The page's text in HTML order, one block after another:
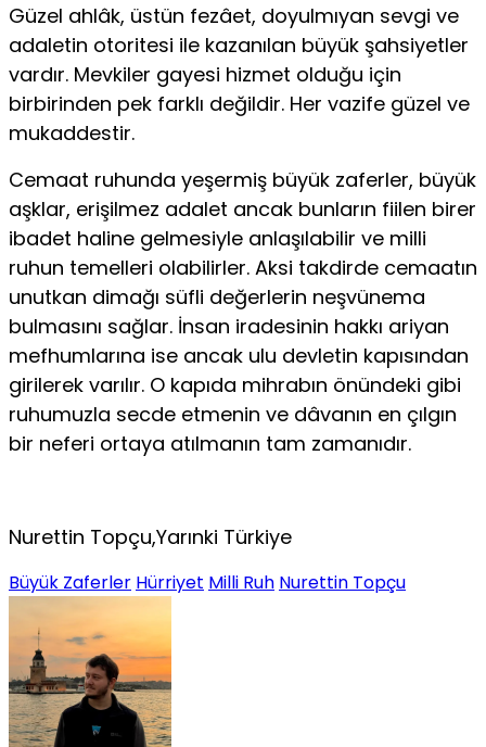
Güzel ahlâk, üstün fezâet, doyulmıyan sevgi ve
adaletin otoritesi ile kazanılan büyük şahsiyetler
vardır. Mevkiler gayesi hizmet olduğu için
birbirinden pek farklı değildir. Her vazife güzel ve
mukaddestir.
Cemaat ruhunda yeşermiş büyük zaferler, büyük
aşklar, erişilmez adalet ancak bunların fiilen birer
ibadet haline gelmesiyle anlaşılabilir ve milli
ruhun temelleri olabilirler. Aksi takdirde cemaatın
unutkan dimağı süfli değerlerin neşvünema
bulmasını sağlar. İnsan iradesinin hakkı ariyan
mefhumlarına ise ancak ulu devletin kapısından
girilerek varılır. O kapıda mihrabın önündeki gibi
ruhumuzla secde etmenin ve dâvanın en çılgın
bir neferi ortaya atılmanın tam zamanıdır.
Nurettin Topçu,Yarınki Türkiye
Büyük Zaferler Hürriyet Milli Ruh Nurettin Topçu